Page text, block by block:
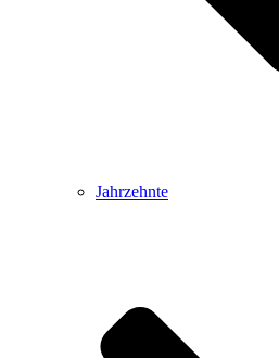
Jahrzehnte